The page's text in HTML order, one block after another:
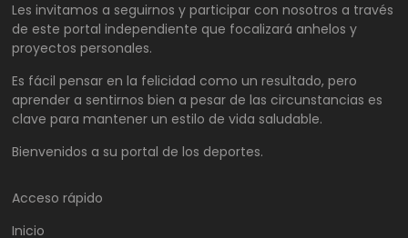
Les invitamos a seguirnos y participar con nosotros a través
de este portal independiente que focalizará anhelos y
proyectos personales.
Es fácil pensar en la felicidad como un resultado, pero
aprender a sentirnos bien a pesar de las circunstancias es
clave para mantener un estilo de vida saludable.
Bienvenidos a su portal de los deportes.
Acceso rápido
Inicio